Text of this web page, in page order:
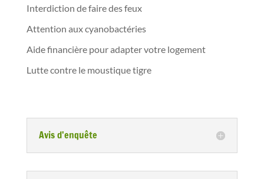
Interdiction de faire des feux
Attention aux cyanobactéries
Aide financière pour adapter votre logement
Lutte contre le moustique tigre
Avis d'enquête